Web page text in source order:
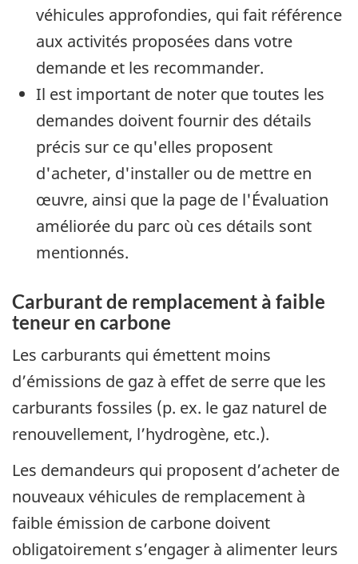
véhicules approfondies, qui fait référence
aux activités proposées dans votre
demande et les recommander.
Il est important de noter que toutes les
demandes doivent fournir des détails
précis sur ce qu'elles proposent
d'acheter, d'installer ou de mettre en
œuvre, ainsi que la page de l'Évaluation
améliorée du parc où ces détails sont
mentionnés.
Carburant de remplacement à faible
teneur en carbone
Les carburants qui émettent moins
d’émissions de gaz à effet de serre que les
carburants fossiles (p. ex. le gaz naturel de
renouvellement, l’hydrogène, etc.).
Les demandeurs qui proposent d’acheter de
nouveaux véhicules de remplacement à
faible émission de carbone doivent
obligatoirement s’engager à alimenter leurs